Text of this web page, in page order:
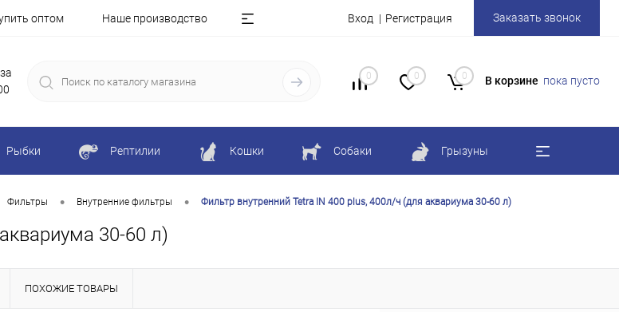
оптом Наше производство Вход Регистрация Заказать звонок
0 0 0 В корзине пока пусто
Рыбки Рептилии Кошки Собаки Грызуны
Фильтры • Внутренние фильтры • Фильтр внутренний Tetra IN 400 plus, 400л/ч (для аквариума 30-60 л)
30-60 л)
ПОХОЖИЕ ТОВАРЫ